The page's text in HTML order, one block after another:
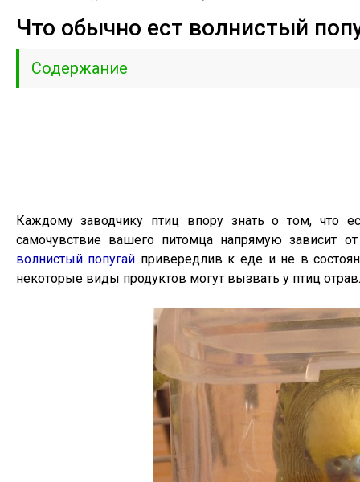
Что обычно ест волнистый
Содержание
Каждому заводчику птиц впору знать о том, что
самочувствие вашего питомца напрямую зависит
волнистый попугай привередлив к еде и не в
некоторые виды продуктов могут вызвать у птиц